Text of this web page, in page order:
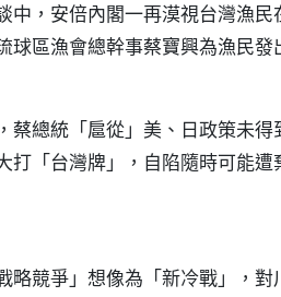
中，安倍內閣一再漠視台灣漁民
球區漁會總幹事蔡寶興為漁民發
總統「扈從」美、日政策未得
打「台灣牌」，自陷隨時可能遭
略競爭」想像為「新冷戰」，對